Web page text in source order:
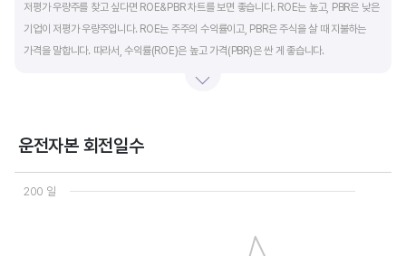
저평가 우량주를 찾고 싶다면 ROE&PBR 차트를 보면 좋습니다. ROE는 높고, PBR은 낮은
기업이 저평가 우량주입니다. ROE는 주주의 수익률이고, PBR은 주식을 살 때 지불하는
가격을 말합니다. 따라서, 수익률(ROE)은 높고 가격(PBR)은 싼 게 좋습니다.
운전자본 회전일수
Chart
Line chart with 3 lines.
The chart has 2 Y axes displaying values, and values.
200 일